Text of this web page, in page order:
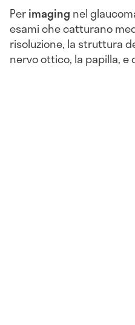
Perimaging nel
esami che catturano
risoluzione, la struttura
nervo ottico, la papilla, e